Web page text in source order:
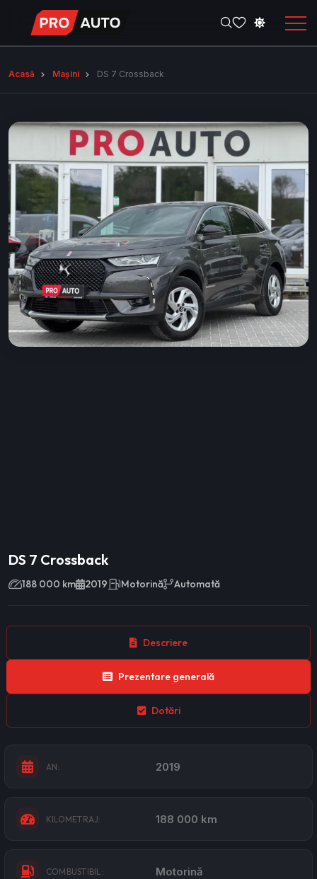
Acasă Mașini DS 7 Crossback
DS 7 Crossback
188 000 km 2019 Motorină Automată
Descriere
Prezentare generală
Dotări
AN: 2019
KILOMETRAJ: 188 000 km
COMBUSTIBIL: Motorină